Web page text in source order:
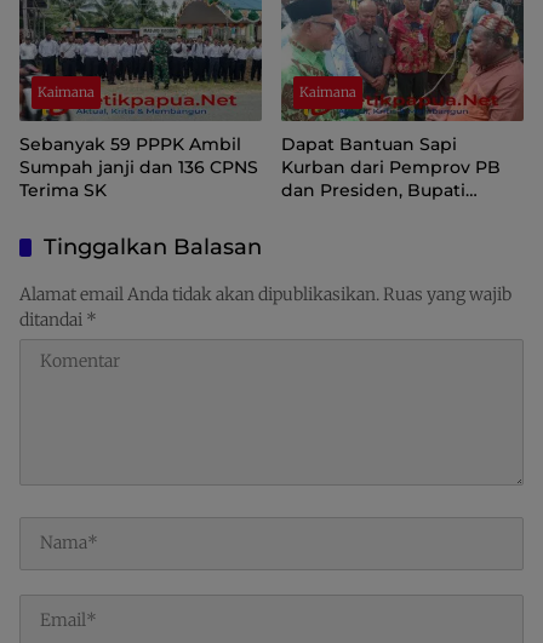
Kaimana
Sebanyak 59 PPPK Ambil
Sumpah janji dan 136 CPNS
Terima SK
Kaimana
Dapat Bantuan Sapi
Kurban dari Pemprov PB
dan Presiden, Bupati
Tinggalkan Balasan
Alamat email Anda tidak akan dipublikasikan.Ruas yang wajib
ditandai *